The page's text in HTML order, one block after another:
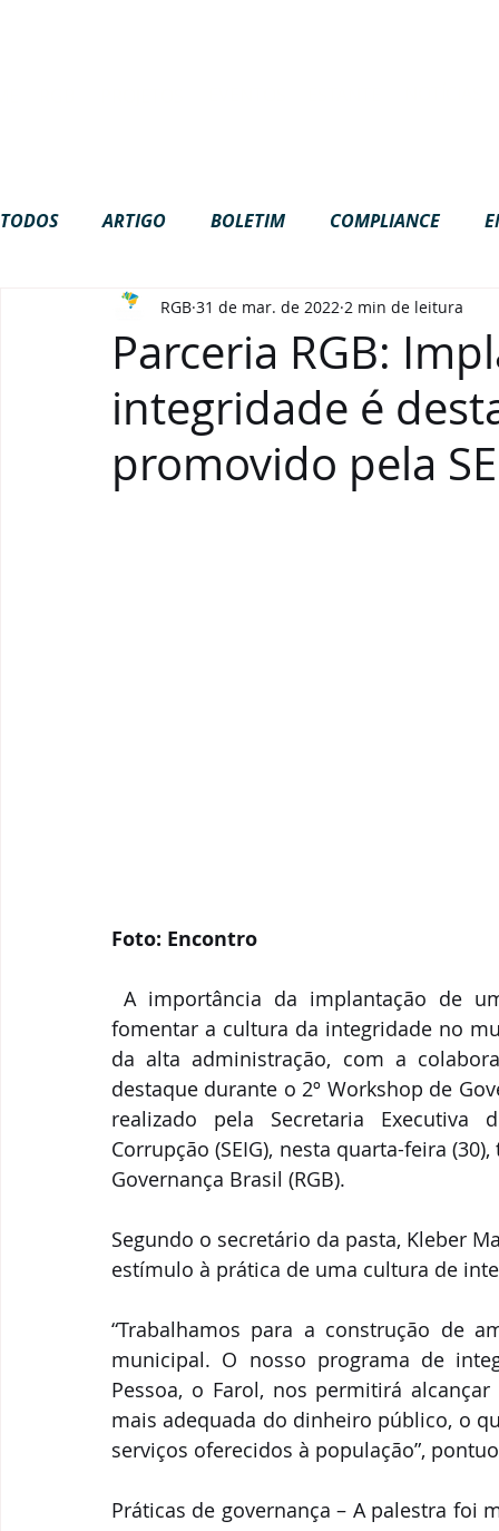
TODOS ARTIGO BOLETIM COMPLIANCE
GOVERNANÇA INTERNACIONAL LGPD
PODCAST VÍDEOS
Parceria RGB:
integridade é
promovido pela
RGB 31 de mar. de 2022 2 min de leitura
Foto: Encontro
A importância da implantação de um programa como o Farol, como forma de
fomentar a cultura da integridade no
da alta administração, com a
destaque durante o 2º Workshop de
realizado pela Secretaria Executiva
Corrupção (SEIG), nesta quarta-feira
Governança Brasil (RGB).
Segundo o secretário da pasta, Kleber
estímulo à prática de uma cultura de
“Trabalhamos para a construção de
municipal. O nosso programa de
Pessoa, o Farol, nos permitirá
mais adequada do dinheiro público, o
serviços oferecidos à população”,
Práticas de governança – A palestra foi